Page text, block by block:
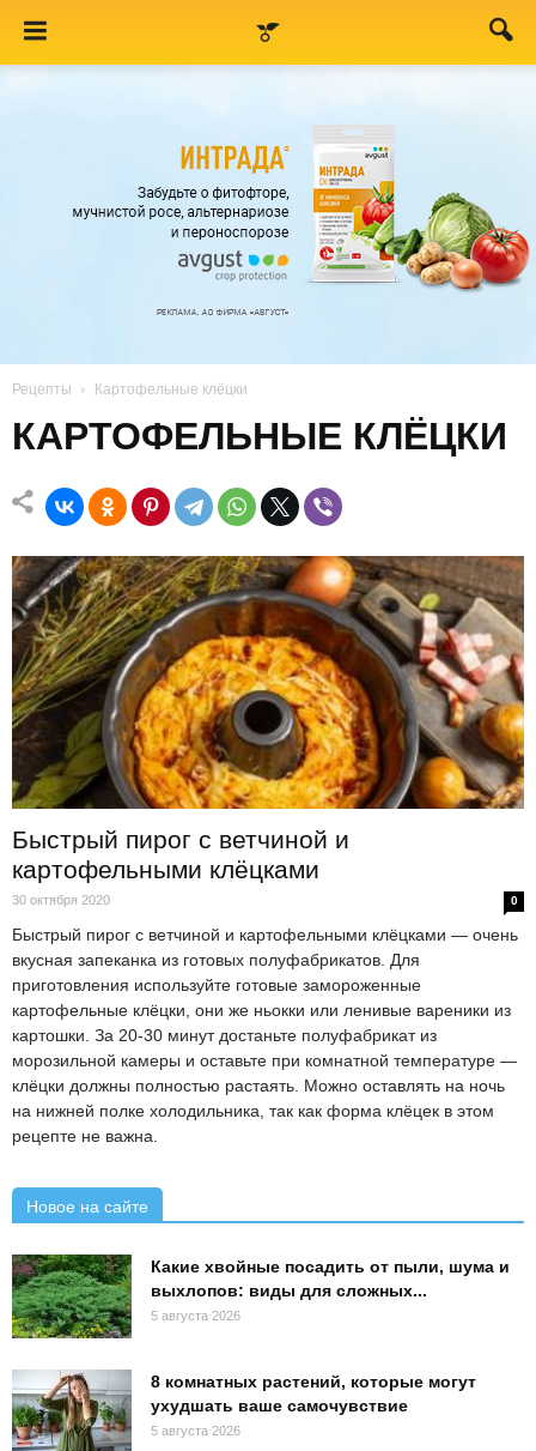
Рецепты Картофельные клёцки
КАРТОФЕЛЬНЫЕ КЛЁЦКИ
Быстрый пирог с ветчиной и
картофельными клёцками
30 октября 2020 0
Быстрый пирог с ветчиной и картофельными клёцками — очень
вкусная запеканка из готовых полуфабрикатов. Для
приготовления используйте готовые замороженные
картофельные клёцки, они же ньокки или ленивые вареники из
картошки. За 20-30 минут достаньте полуфабрикат из
морозильной камеры и оставьте при комнатной температуре —
клёцки должны полностью растаять. Можно оставлять на ночь
на нижней полке холодильника, так как форма клёцек в этом
рецепте не важна.
Новое на сайте
Какие хвойные посадить от пыли, шума и
выхлопов: виды для сложных...
5 августа 2026
8 комнатных растений, которые могут
ухудшать ваше самочувствие
5 августа 2026